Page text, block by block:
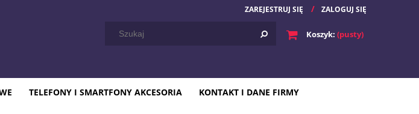
ZAREJESTRUJ SIĘ ZALOGUJ SIĘ
Koszyk: (pusty)
TELEFONY I SMARTFONY AKCESORIA KONTAKT I DANE FIRMY